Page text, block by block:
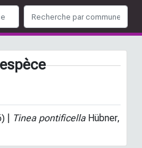
| Tinea pontificella Hübner,